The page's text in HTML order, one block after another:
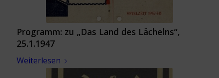
Programm: zu „Das Land des Lächelns“,
25.1.1947
Weiterlesen